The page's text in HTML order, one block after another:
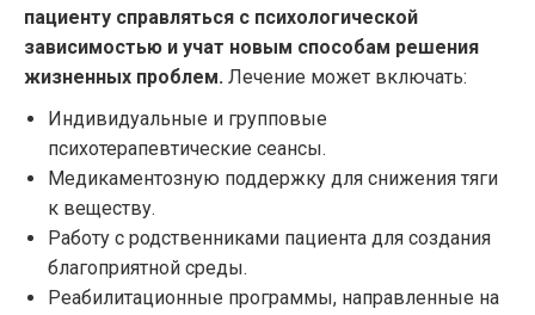
пациенту справляться с психологической
зависимостью и учат новым способам решения
жизненных проблем. Лечение может включать:
Индивидуальные и групповые
психотерапевтические сеансы.
Медикаментозную поддержку для снижения тяги
к веществу.
Работу с родственниками пациента для создания
благоприятной среды.
Реабилитационные программы, направленные на